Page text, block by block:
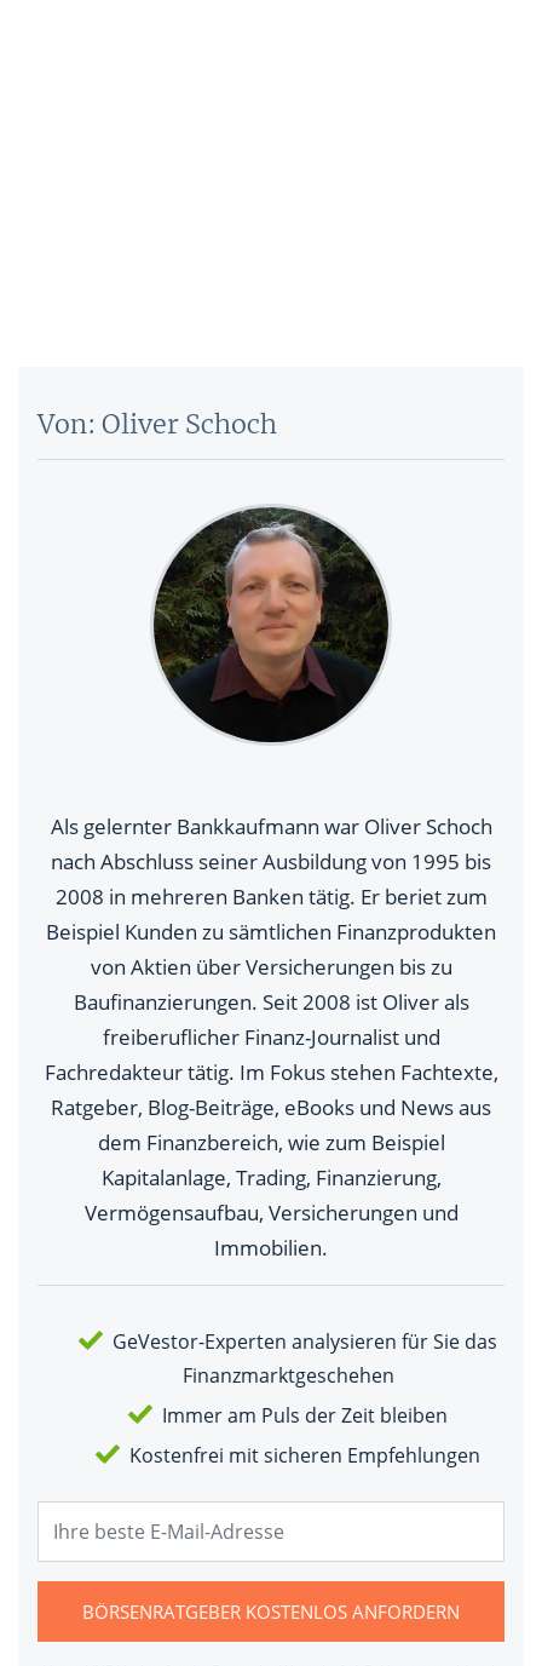
Von: Oliver Schoch
Als gelernter Bankkaufmann war Oliver Schoch
nach Abschluss seiner Ausbildung von 1995 bis
2008 in mehreren Banken tätig. Er beriet zum
Beispiel Kunden zu sämtlichen Finanzprodukten
von Aktien über Versicherungen bis zu
Baufinanzierungen. Seit 2008 ist Oliver als
freiberuflicher Finanz-Journalist und
Fachredakteur tätig. Im Fokus stehen Fachtexte,
Ratgeber, Blog-Beiträge, eBooks und News aus
dem Finanzbereich, wie zum Beispiel
Kapitalanlage, Trading, Finanzierung,
Vermögensaufbau, Versicherungen und
Immobilien.
GeVestor-Experten analysieren für Sie das
Finanzmarktgeschehen
Immer am Puls der Zeit bleiben
Kostenfrei mit sicheren Empfehlungen
BÖRSENRATGEBER KOSTENLOS ANFORDERN